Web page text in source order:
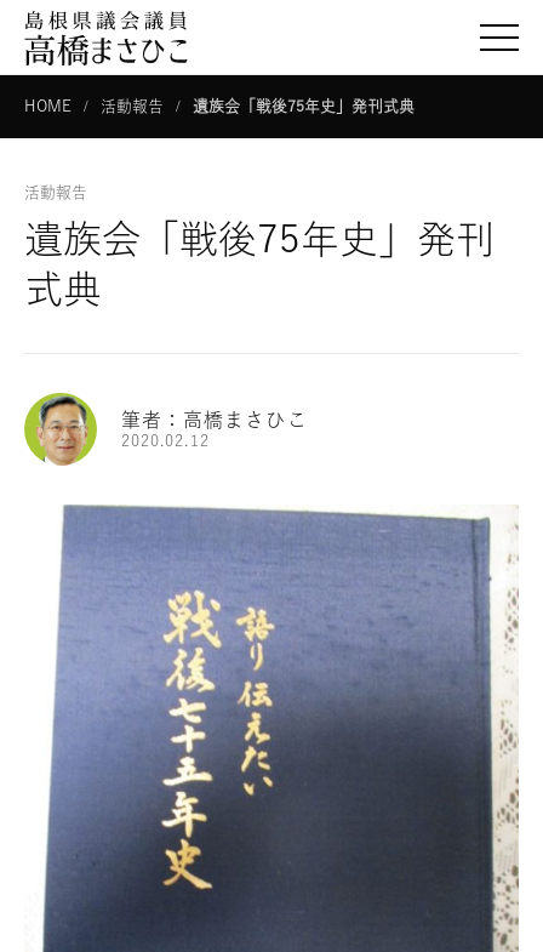
HOME 活動報告 遺族会「戦後75年史」発刊式典
活動報告
遺族会「戦後75年史」発刊
式典
筆者：高橋まさひこ
2020.02.12